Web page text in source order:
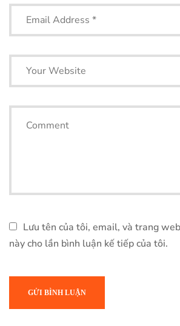
Lưu tên của tôi, email, và trang
này cho lần bình luận kế tiếp của tôi.